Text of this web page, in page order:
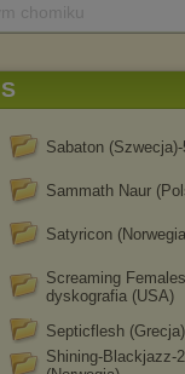
S
Sabaton (Szwecja)-
Sammath Naur
Satyricon
Screaming
dyskografia (USA)
Septicflesh (Grecja)
Shining-Blackjazz-